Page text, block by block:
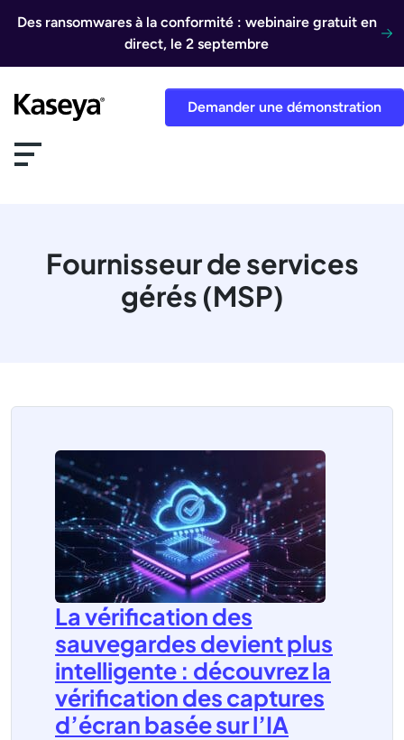
Des ransomwares à la conformité : webinaire gratuit en
direct, le 2 septembre
Demander une démonstration
Fournisseur de services
gérés (MSP)
La vérification des
sauvegardes devient plus
intelligente : découvrez la
vérification des captures
d’écran basée sur l’IA